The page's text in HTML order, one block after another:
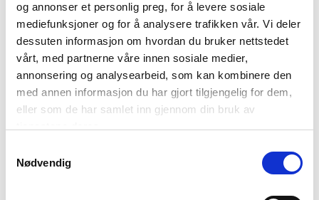
og annonser et personlig preg, for å levere sosiale
mediefunksjoner og for å analysere trafikken vår. Vi deler
dessuten informasjon om hvordan du bruker nettstedet
vårt, med partnerne våre innen sosiale medier,
annonsering og analysearbeid, som kan kombinere den
med annen informasjon du har gjort tilgjengelig for dem,
eller som de har samlet inn gjennom din bruk av
Nødvendig
MONSTERA I POTTE
42CM
299,00
LØPER VALERIE
40X140CM
79,00